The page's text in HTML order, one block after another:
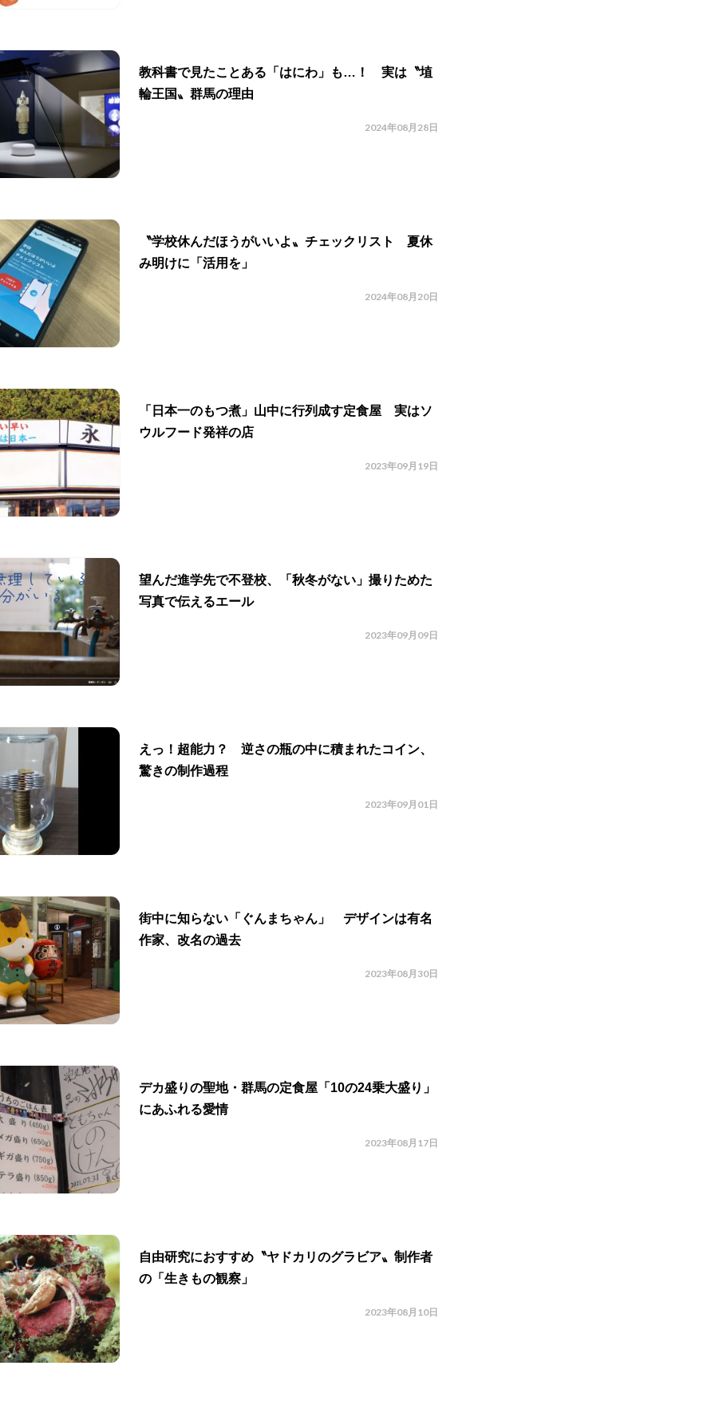
教科書で見たことある「はにわ」も…！ 実は〝埴
輪王国〟群馬の理由
2024年08月28日
〝学校休んだほうがいいよ〟チェックリスト 夏休
み明けに「活用を」
2024年08月20日
「日本一のもつ煮」山中に行列成す定食屋 実はソ
ウルフード発祥の店
2023年09月19日
望んだ進学先で不登校、「秋冬がない」撮りためた
写真で伝えるエール
2023年09月09日
えっ！超能力？ 逆さの瓶の中に積まれたコイン、
驚きの制作過程
2023年09月01日
街中に知らない「ぐんまちゃん」 デザインは有名
作家、改名の過去
2023年08月30日
デカ盛りの聖地・群馬の定食屋「10の24乗大盛り」
にあふれる愛情
2023年08月17日
自由研究におすすめ〝ヤドカリのグラビア〟制作者
の「生きもの観察」
2023年08月10日